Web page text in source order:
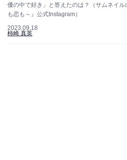
優の中で好き」と答えたのは？（サムネイ
も恋も～』公式Instagram）
2023.09.18
柿崎 真英